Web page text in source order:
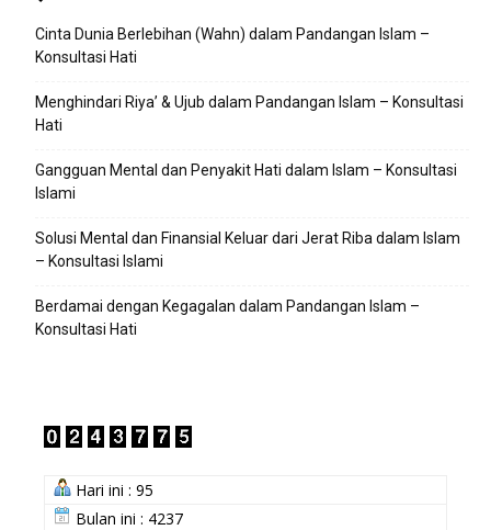
Cinta Dunia Berlebihan (Wahn) dalam Pandangan Islam –
Konsultasi Hati
Menghindari Riya’ & Ujub dalam Pandangan Islam – Konsultasi
Hati
Gangguan Mental dan Penyakit Hati dalam Islam – Konsultasi
Islami
Solusi Mental dan Finansial Keluar dari Jerat Riba dalam Islam
– Konsultasi Islami
Berdamai dengan Kegagalan dalam Pandangan Islam –
Konsultasi Hati
Hari ini : 95
Bulan ini : 4237